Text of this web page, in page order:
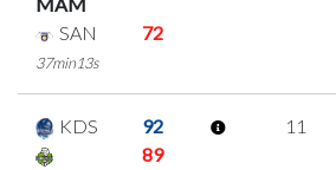
MAM
SAN 72
37min13s
KDS 92
89
11